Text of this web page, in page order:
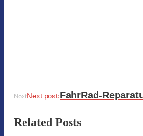
NextNext post:FahrRad-
Related Posts